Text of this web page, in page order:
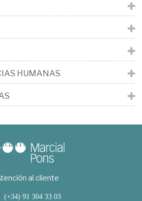
HUMANAS
al cliente
(+34) 91 304 33 03